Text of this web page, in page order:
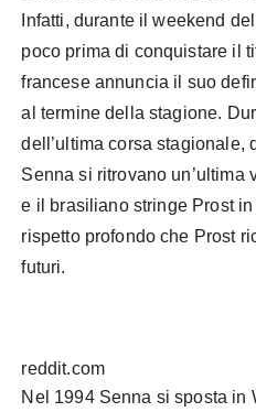
Infatti, durante il weekend
poco prima di conquistare il
francese annuncia il suo
al termine della stagione.
dell’ultima corsa stagionale,
Senna si ritrovano
e il brasiliano stringe Prost
rispetto profondo che Prost
futuri.
reddit.com
Nel 1994 Senna si sposta in